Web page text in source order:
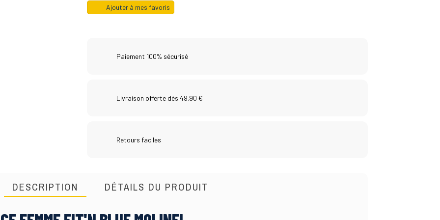
Ajouter à mes favoris
Paiement 100% sécurisé
Livraison offerte dès 49.90 €
Retours faciles
DESCRIPTION DÉTAILS DU PRODUIT